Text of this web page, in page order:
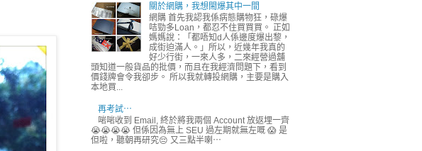
關於網購，我想閙爆其中一間
網購 首先我認我係病態購物狂，碌爆
咭勁多Loan，都忍不住買買買。 正如
媽媽說：「都唔知d人係邊度爆出黎，
成街迫滿人。」所以，近幾年我真的
好少行街，一來人多，二來經營過舖
頭知道一般貨品的批價，而且在我經濟問題下，看到
價錢牌會令我卻步。 所以我就轉投網購，主要是購入
本地買...
再考試⋯
啱啱收到 Email, 終於將我兩個 Account 放返埋一齊
😭😭😭😭 但係因為無上 SEU 過左期就無左嘅 😱 是
但啦，聽朝再研究😔 又三點半喇⋯